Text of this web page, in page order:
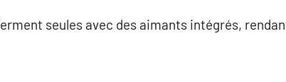
seules avec des aimants intégrés,